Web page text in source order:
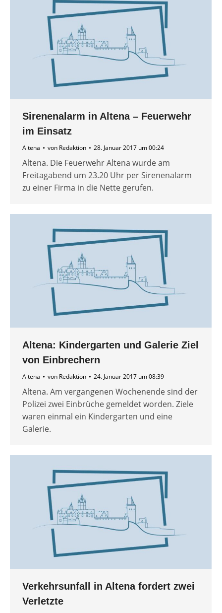
Sirenenalarm in Altena – Feuerwehr
im Einsatz
Altena von Redaktion 28. Januar 2017 um 00:24
Altena. Die Feuerwehr Altena wurde am
Freitagabend um 23.20 Uhr per Sirenenalarm
zu einer Firma in die Nette gerufen.
Altena: Kindergarten und Galerie Ziel
von Einbrechern
Altena von Redaktion 24. Januar 2017 um 08:39
Altena. Am vergangenen Wochenende sind der
Polizei zwei Einbrüche gemeldet worden. Ziele
waren einmal ein Kindergarten und eine
Galerie.
Verkehrsunfall in Altena fordert zwei
Verletzte